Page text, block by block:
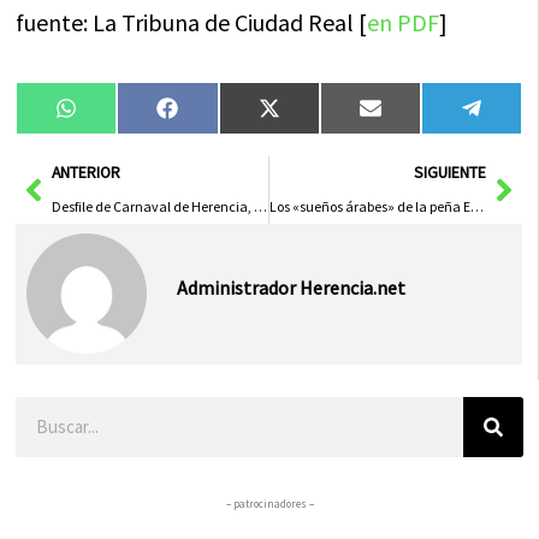
fuente: La Tribuna de Ciudad Real [en PDF]
Compartir
en
WhatsAppCompartir
en
FacebookCompartir
en
X
(Twitter)
Compartir
en
Email
en
AntANTERIOR
Desfile de Carnaval de Herencia, una referencia de Interés Turístico
SIGUIENTE
Los «sueños árabes» de la peña El Burleta de Campo de Criptana ganó en el Gran Desfile de Herencia
Administrador Herencia.net
– patrocinadores –